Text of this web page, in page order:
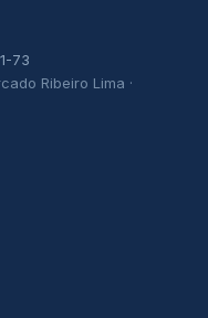
73
Ribeiro Lima ·